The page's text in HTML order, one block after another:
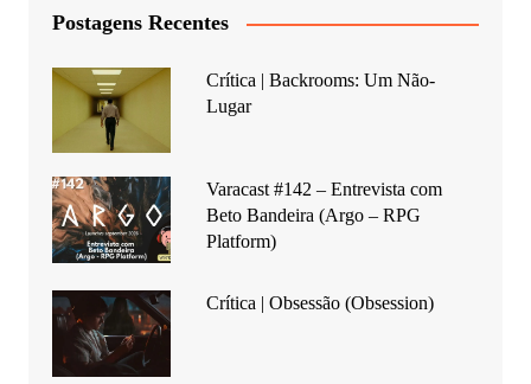
Postagens Recentes
Crítica | Backrooms: Um Não-
Lugar
Varacast #142 – Entrevista com
Beto Bandeira (Argo – RPG
Platform)
Crítica | Obsessão (Obsession)